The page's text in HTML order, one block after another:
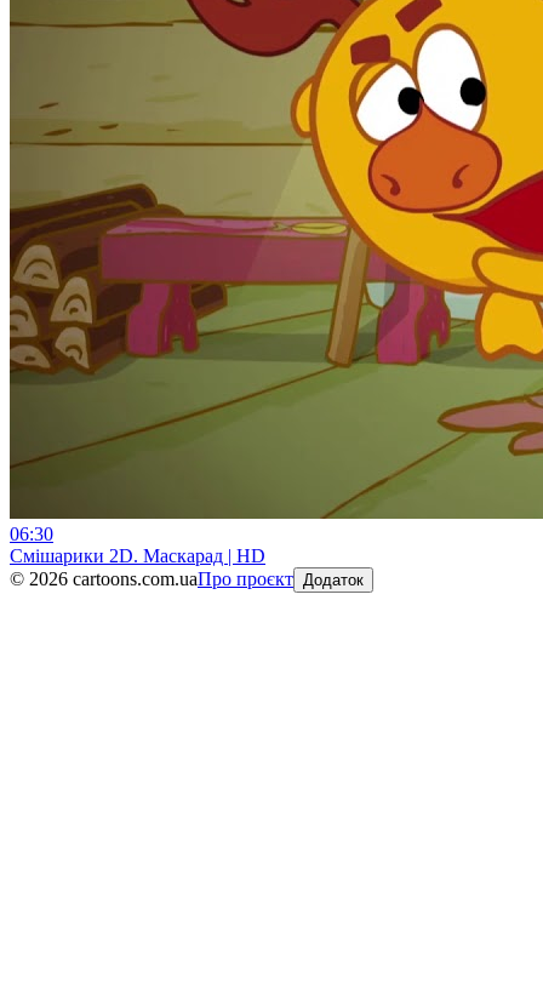
06:30
Смiшарики 2D. Маскарад | HD
© 2026 cartoons.com.uaПро проєкт Додаток